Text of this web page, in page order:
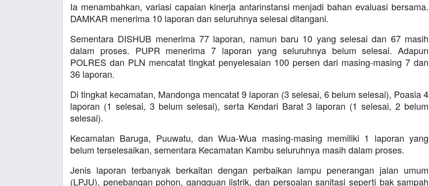
Ia menambahkan, variasi capaian kinerja antarinstansi menjadi bahan evaluasi bersama.
DAMKAR menerima 10 laporan dan seluruhnya selesai ditangani.
Sementara DISHUB menerima 77 laporan, namun baru 10 yang selesai dan 67 masih
dalam proses. PUPR menerima 7 laporan yang seluruhnya belum selesai. Adapun
POLRES dan PLN mencatat tingkat penyelesaian 100 persen dari masing-masing 7 dan
36 laporan.
Di tingkat kecamatan, Mandonga mencatat 9 laporan (3 selesai, 6 belum selesai), Poasia 4
laporan (1 selesai, 3 belum selesai), serta Kendari Barat 3 laporan (1 selesai, 2 belum
selesai).
Kecamatan Baruga, Puuwatu, dan Wua-Wua masing-masing memiliki 1 laporan yang
belum terselesaikan, sementara Kecamatan Kambu seluruhnya masih dalam proses.
Jenis laporan terbanyak berkaitan dengan perbaikan lampu penerangan jalan umum
(LPJU), penebangan pohon, gangguan listrik, dan persoalan sanitasi seperti bak sampah